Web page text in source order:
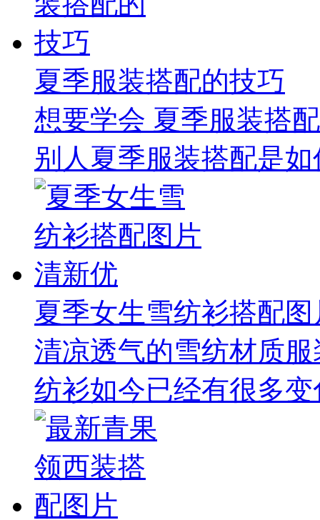
夏季服装搭配的技巧
想要学会 夏季服装搭
别人夏季服装搭配是
夏季女生雪纺衫搭配
清凉透气的雪纺材质
纺衫如今已经有很多